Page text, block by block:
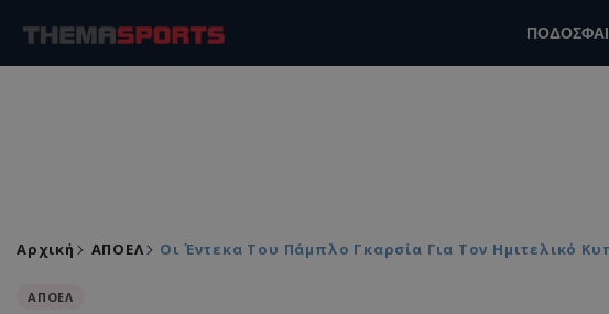
Αρχική ΑΠΟΕΛ Οι Έντεκα Του Πάμπλο Γκαρσία Για Τον Ημιτελικό
ΑΠΟΕΛ